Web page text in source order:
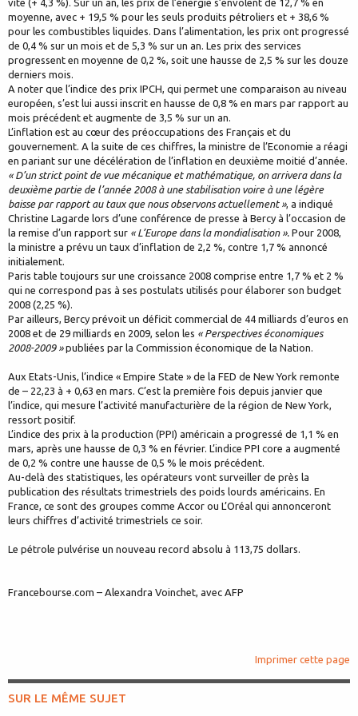
vite (+ 4,3 %). Sur un an, les prix de l’énergie s’envolent de 12,7 % en
moyenne, avec + 19,5 % pour les seuls produits pétroliers et + 38,6 %
pour les combustibles liquides. Dans l’alimentation, les prix ont progressé
de 0,4 % sur un mois et de 5,3 % sur un an. Les prix des services
progressent en moyenne de 0,2 %, soit une hausse de 2,5 % sur les douze
derniers mois.
A noter que l’indice des prix IPCH, qui permet une comparaison au niveau
européen, s’est lui aussi inscrit en hausse de 0,8 % en mars par rapport au
mois précédent et augmente de 3,5 % sur un an.
L’inflation est au cœur des préoccupations des Français et du
gouvernement. A la suite de ces chiffres, la ministre de l’Economie a réagi
en pariant sur une décélération de l’inflation en deuxième moitié d’année.
« D’un strict point de vue mécanique et mathématique, on arrivera dans la
deuxième partie de l’année 2008 à une stabilisation voire à une légère
baisse par rapport au taux que nous observons actuellement », a indiqué
Christine Lagarde lors d’une conférence de presse à Bercy à l’occasion de
la remise d’un rapport sur « L’Europe dans la mondialisation ». Pour 2008,
la ministre a prévu un taux d’inflation de 2,2 %, contre 1,7 % annoncé
initialement.
Paris table toujours sur une croissance 2008 comprise entre 1,7 % et 2 %
qui ne correspond pas à ses postulats utilisés pour élaborer son budget
2008 (2,25 %).
Par ailleurs, Bercy prévoit un déficit commercial de 44 milliards d’euros en
2008 et de 29 milliards en 2009, selon les « Perspectives économiques
2008-2009 »publiées par la Commission économique de la Nation.
Aux Etats-Unis, l’indice « Empire State » de la FED de New York remonte
de – 22,23 à + 0,63 en mars. C’est la première fois depuis janvier que
l’indice, qui mesure l’activité manufacturière de la région de New York,
ressort positif.
L’indice des prix à la production (PPI) américain a progressé de 1,1 % en
mars, après une hausse de 0,3 % en février. L’indice PPI core a augmenté
de 0,2 % contre une hausse de 0,5 % le mois précédent.
Au-delà des statistiques, les opérateurs vont surveiller de près la
publication des résultats trimestriels des poids lourds américains. En
France, ce sont des groupes comme Accor ou L’Oréal qui annonceront
leurs chiffres d’activité trimestriels ce soir.
Le pétrole pulvérise un nouveau record absolu à 113,75 dollars.
Francebourse.com – Alexandra Voinchet, avec AFP
Imprimer cette page
SUR LE MÊME SUJET